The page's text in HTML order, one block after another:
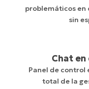
problemáticos en
sin
Chat
Panel de control
total de la